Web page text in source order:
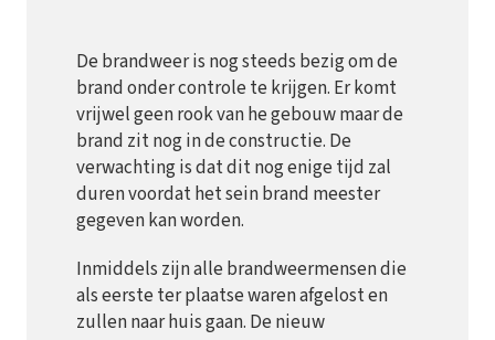
De brandweer is nog steeds bezig om de
brand onder controle te krijgen. Er komt
vrijwel geen rook van he gebouw maar de
brand zit nog in de constructie. De
verwachting is dat dit nog enige tijd zal
duren voordat het sein brand meester
gegeven kan worden.
Inmiddels zijn alle brandweermensen die
als eerste ter plaatse waren afgelost en
zullen naar huis gaan. De nieuw